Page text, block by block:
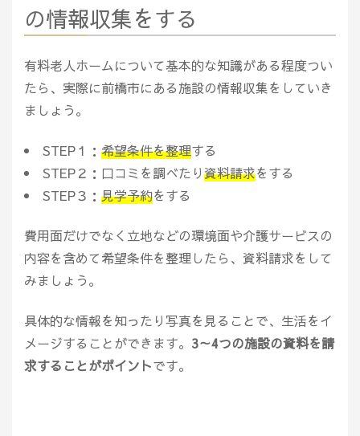
の情報収集をする
有料老人ホームについて基本的な知識がある程度つい
たら、実際に前橋市にある施設の情報収集をしていき
ましょう。
STEP１： 希望条件を整理する
STEP２：口コミを調べたり資料請求をする
STEP３： 見学予約をする
費用面だけでなく立地などの環境面や介護サービスの
内容を含めて希望条件を整理したら、資料請求をして
みましょう。
具体的な情報を知ったり写真を見ることで、生活をイ
メージすることができます。 3～4つの施設の資料を請
求することがポイントです。